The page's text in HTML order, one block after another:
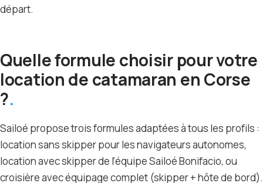
départ.
Quelle formule choisir pour votre
location de catamaran en Corse
?
Sailoé propose trois formules adaptées à tous les profils :
location sans skipper pour les navigateurs autonomes,
location avec skipper de l’équipe Sailoé Bonifacio, ou
croisière avec équipage complet (skipper + hôte de bord).